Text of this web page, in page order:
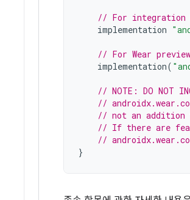
// For integration
implementation
// For Wear
implementation(
// NOTE: DO NOT
//
// not an addition
// If there are
//
}